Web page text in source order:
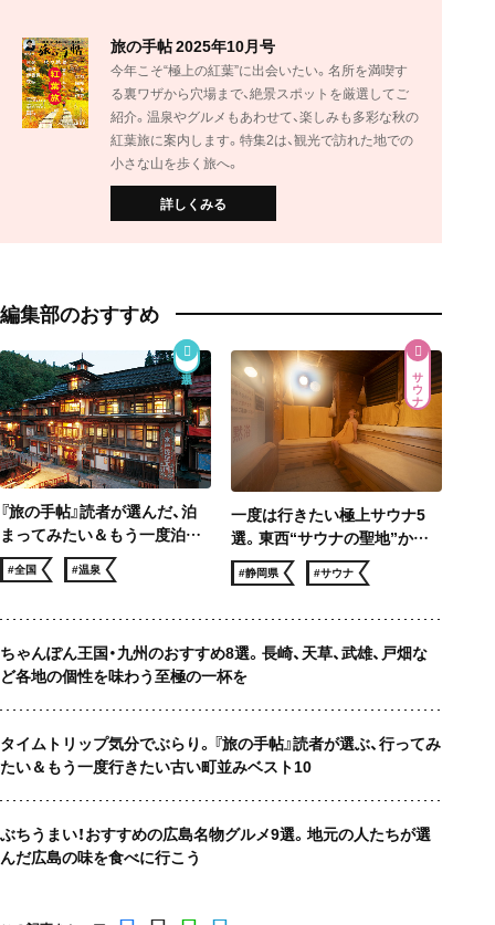
旅の手帖 2025年10月号
今年こそ“極上の紅葉”に出会いたい。名所を満喫す
る裏ワザから穴場まで、絶景スポットを厳選してご
紹介。温泉やグルメもあわせて、楽しみも多彩な秋の
紅葉旅に案内します。特集2は、観光で訪れた地での
小さな山を歩く旅へ。
詳しくみる
編集部のおすすめ
『旅の手帖』読者が選んだ、泊
まってみたい＆もう一度泊ま
りたい 温泉宿ベスト10
#全国 #温泉
サウナ
一度は行きたい極上サウナ5
選。東西“サウナの聖地”から
サウナー憧れのロケ地まで、冬
でも滝汗！
#静岡県 #サウナ
ちゃんぽん王国・九州のおすすめ8選。長崎、天草、武雄、戸畑な
ど各地の個性を味わう至極の一杯を
タイムトリップ気分でぶらり。『旅の手帖』読者が選ぶ、行ってみ
たい＆もう一度行きたい古い町並みベスト10
ぶちうまい！おすすめの広島名物グルメ9選。地元の人たちが選
んだ広島の味を食べに行こう